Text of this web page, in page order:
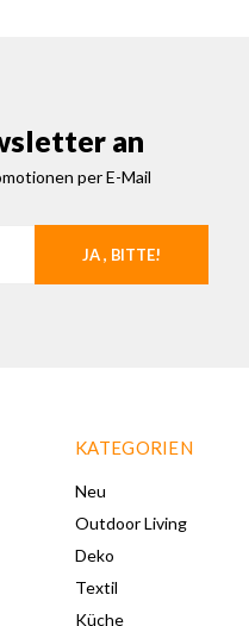
an
per E-Mail
JA , BITTE!
KATEGORIEN
Neu
Outdoor Living
Deko
Textil
Küche